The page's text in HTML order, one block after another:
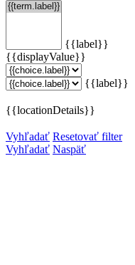
{{label}}
{{displayValue}}
{{label}}
{{locationDetails}}
Vyhľadať Resetovať filter
Vyhľadať Naspäť